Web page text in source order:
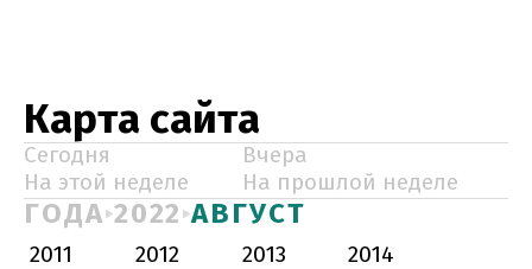
Карта сайта
Сегодня
Вчера
На этой неделе
На прошлой неделе
ГОДА 2022 АВГУСТ
2011 2012 2013
2014